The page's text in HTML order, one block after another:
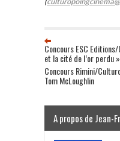
Concours ESC
et la cité de l’or perdu »
Concours Rimini/
Tom McLoughlin
A propos de Jean-